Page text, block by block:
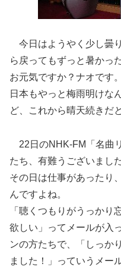
今日はようやく少し曇
ら戻ってもずっと暑かっ
お元気ですか？ナオです。
日本もやっと梅雨明けな
ど、これから晴天続きだ
22日のNHK-FM「名曲
たち、有難うございました
その日は仕事があったり
んですよね。
「聴くつもりがうっかり
欲しい」ってメールが入
ンの方たちで、「しっか
ました！」っていうメー